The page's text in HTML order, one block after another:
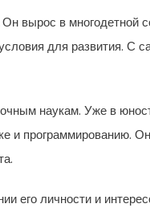
вырос в многодетной
для развития. С
наукам. Уже в
и программированию.
его личности и